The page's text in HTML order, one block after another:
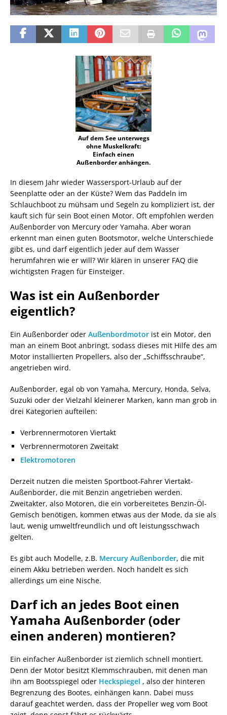
Auf dem See unterwegs
ohne Muskelkraft:
Einfach einen
Außenborder anhängen.
In diesem Jahr wieder Wassersport-Urlaub auf der
Seenplatte oder an der Küste? Wem das Paddeln im
Schlauchboot zu mühsam und Segeln zu kompliziert ist, der
kauft sich für sein Boot einen Motor. Oft empfohlen werden
Außenborder von Mercury oder Yamaha. Aber woran
erkennt man einen guten Bootsmotor, welche Unterschiede
gibt es, und darf eigentlich jeder auf dem Wasser
herumfahren wie er will? Wir klären in unserer FAQ die
wichtigsten Fragen für Einsteiger.
Was ist ein Außenborder
eigentlich?
Ein Außenborder oder Außenbordmotor ist ein Motor, den
man an einem Boot anbringt, sodass dieses mit Hilfe des am
Motor installierten Propellers, also der „Schiffsschraube“,
angetrieben wird.
Außenborder, egal ob von Yamaha, Mercury, Honda, Selva,
Suzuki oder der Vielzahl kleinerer Marken, kann man grob in
drei Kategorien aufteilen:
Verbrennermotoren Viertakt
Verbrennermotoren Zweitakt
Elektromotoren
Derzeit nutzen die meisten Sportboot-Fahrer Viertakt-
Außenborder, die mit Benzin angetrieben werden.
Zweitakter, also Motoren, die ein vorbereitetes Benzin-Öl-
Gemisch benötigen, kommen etwas aus der Mode, da sie als
laut, wenig umweltfreundlich und oft leistungsschwach
gelten.
Es gibt auch Modelle, z.B. Mercury Außenborder, die mit
einem Akku betrieben werden. Noch handelt es sich
allerdings um eine Nische.
Darf ich an jedes Boot einen
Yamaha Außenborder (oder
einen anderen) montieren?
Ein einfacher Außenborder ist ziemlich schnell montiert.
Denn der Motor besitzt Klemmschrauben, mit denen man
ihn am Bootsspiegel oder Heckspiegel , also der hinteren
Begrenzung des Bootes, einhängen kann. Dabei muss
darauf geachtet werden, dass der Propeller weg vom Boot